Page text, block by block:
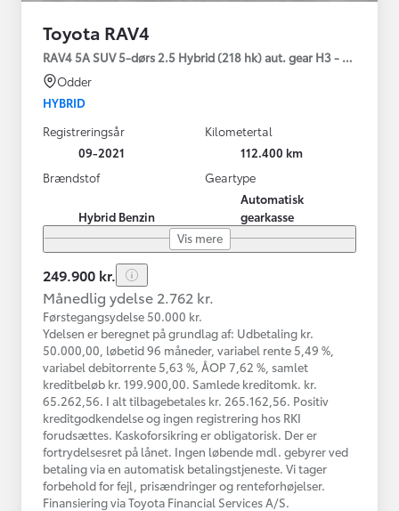
Toyota RAV4
RAV4 5A SUV 5-dørs 2.5 Hybrid (218 hk) aut. gear H3 - Comfort
Odder
HYBRID
Registreringsår
09-2021
Kilometertal
112.400 km
Brændstof
Hybrid Benzin
Geartype
Automatisk
gearkasse
Vis mere
249.900 kr.
Månedlig ydelse 2.762 kr.
Førstegangsydelse 50.000 kr.
Ydelsen er beregnet på grundlag af: Udbetaling kr.
50.000,00, løbetid 96 måneder, variabel rente 5,49 %,
variabel debitorrente 5,63 %, ÅOP 7,62 %, samlet
kreditbeløb kr. 199.900,00. Samlede kreditomk. kr.
65.262,56. I alt tilbagebetales kr. 265.162,56. Positiv
kreditgodkendelse og ingen registrering hos RKI
forudsættes. Kaskoforsikring er obligatorisk. Der er
fortrydelsesret på lånet. Ingen løbende mdl. gebyrer ved
betaling via en automatisk betalingstjeneste. Vi tager
forbehold for fejl, prisændringer og renteforhøjelser.
Finansiering via Toyota Financial Services A/S.